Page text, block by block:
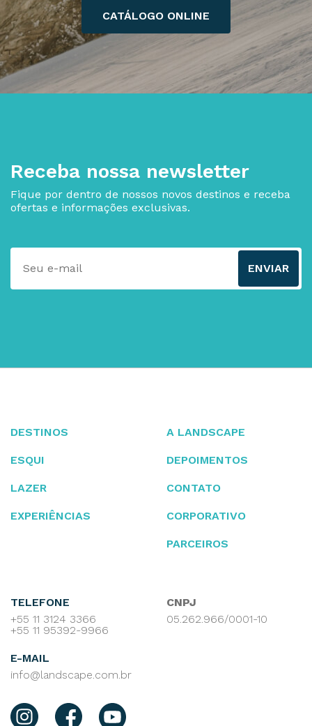
CATÁLOGO ONLINE
Receba nossa newsletter
Fique por dentro de nossos novos destinos e receba
ofertas e informações exclusivas.
ENVIAR
DESTINOS
ESQUI
LAZER
EXPERIÊNCIAS
A LANDSCAPE
DEPOIMENTOS
CONTATO
CORPORATIVO
PARCEIROS
TELEFONE
+55 11 3124 3366
+55 11 95392-9966
E-MAIL
info@landscape.com.br
CNPJ
05.262.966/0001-10